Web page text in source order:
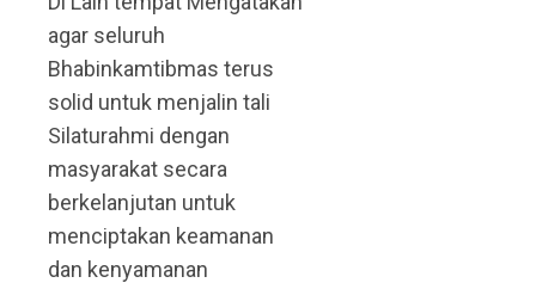
agar seluruh
Bhabinkamtibmas terus
solid untuk menjalin tali
Silaturahmi dengan
masyarakat secara
berkelanjutan untuk
menciptakan keamanan
dan kenyamanan